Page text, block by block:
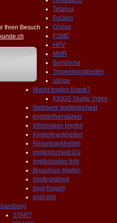
Tetanus
Pocken
Grippe
FSME
HPV
MMR
Borreliose
Tropenkrankheiten
übrige
Macht Impfen Krank?
KIGGS Studie Video
Netzwerk Impfentscheid
Impfstoffverstärker
Information Impfen
Kinderkrankheiten
Reisekrankheiten
Impfentscheid EU
Impfschaden Info
Broschüre Impfen
Impfkrankheit
Impf-Report
Impf-Info
START
Ihren Besuch